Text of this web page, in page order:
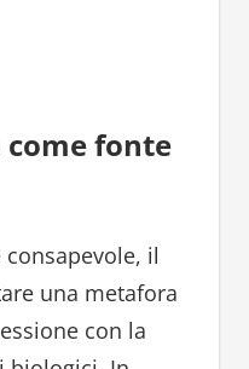
fonte
il
una metafora
con la